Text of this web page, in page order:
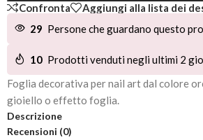
Confronta
Aggiungi alla lista dei
29 Persone che guardano questo
10 Prodotti venduti negli ultimi 2
Foglia decorativa per nail art dal colore
gioiello o effetto foglia.
Descrizione
Recensioni (0)